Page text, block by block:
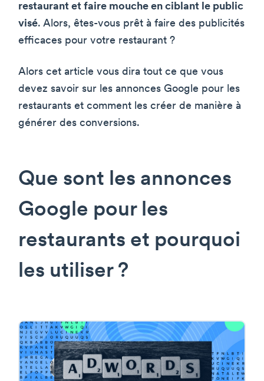
restaurant et faire mouche en ciblant le public
visé. Alors, êtes-vous prêt à faire des publicités
efficaces pour votre restaurant ?
Alors cet article vous dira tout ce que vous
devez savoir sur les annonces Google pour les
restaurants et comment les créer de manière à
générer des conversions.
Que sont les annonces
Google pour les
restaurants et pourquoi
les utiliser ?